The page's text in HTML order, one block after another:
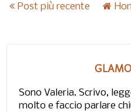
Post più recente
Sono Valeria. Scrivo,
molto e faccio parlare